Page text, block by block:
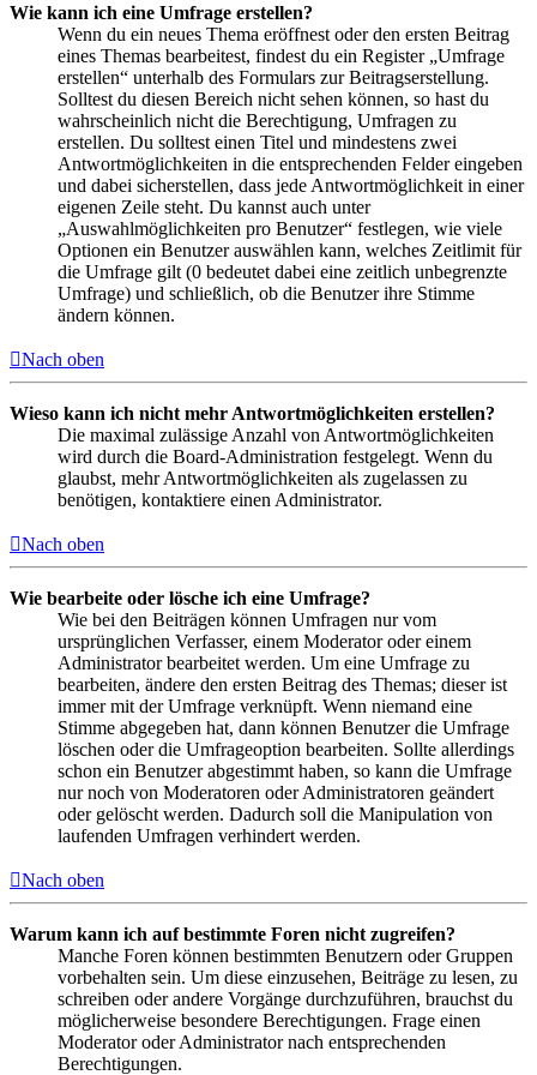
Wie kann ich eine Umfrage erstellen?
Wenn du ein neues Thema eröffnest oder den ersten Beitrag
eines Themas bearbeitest, findest du ein Register „Umfrage
erstellen“ unterhalb des Formulars zur Beitragserstellung.
Solltest du diesen Bereich nicht sehen können, so hast du
wahrscheinlich nicht die Berechtigung, Umfragen zu
erstellen. Du solltest einen Titel und mindestens zwei
Antwortmöglichkeiten in die entsprechenden Felder eingeben
und dabei sicherstellen, dass jede Antwortmöglichkeit in einer
eigenen Zeile steht. Du kannst auch unter
„Auswahlmöglichkeiten pro Benutzer“ festlegen, wie viele
Optionen ein Benutzer auswählen kann, welches Zeitlimit für
die Umfrage gilt (0 bedeutet dabei eine zeitlich unbegrenzte
Umfrage) und schließlich, ob die Benutzer ihre Stimme
ändern können.
Nach oben
Wieso kann ich nicht mehr Antwortmöglichkeiten erstellen?
Die maximal zulässige Anzahl von Antwortmöglichkeiten
wird durch die Board-Administration festgelegt. Wenn du
glaubst, mehr Antwortmöglichkeiten als zugelassen zu
benötigen, kontaktiere einen Administrator.
Nach oben
Wie bearbeite oder lösche ich eine Umfrage?
Wie bei den Beiträgen können Umfragen nur vom
ursprünglichen Verfasser, einem Moderator oder einem
Administrator bearbeitet werden. Um eine Umfrage zu
bearbeiten, ändere den ersten Beitrag des Themas; dieser ist
immer mit der Umfrage verknüpft. Wenn niemand eine
Stimme abgegeben hat, dann können Benutzer die Umfrage
löschen oder die Umfrageoption bearbeiten. Sollte allerdings
schon ein Benutzer abgestimmt haben, so kann die Umfrage
nur noch von Moderatoren oder Administratoren geändert
oder gelöscht werden. Dadurch soll die Manipulation von
laufenden Umfragen verhindert werden.
Nach oben
Warum kann ich auf bestimmte Foren nicht zugreifen?
Manche Foren können bestimmten Benutzern oder Gruppen
vorbehalten sein. Um diese einzusehen, Beiträge zu lesen, zu
schreiben oder andere Vorgänge durchzuführen, brauchst du
möglicherweise besondere Berechtigungen. Frage einen
Moderator oder Administrator nach entsprechenden
Berechtigungen.